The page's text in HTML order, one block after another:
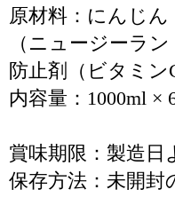
原材料：にんじ
（ニュージーラ
防止剤（ビタミン
内容量：1000ml ×
賞味期限：製造日
保存方法：未開封